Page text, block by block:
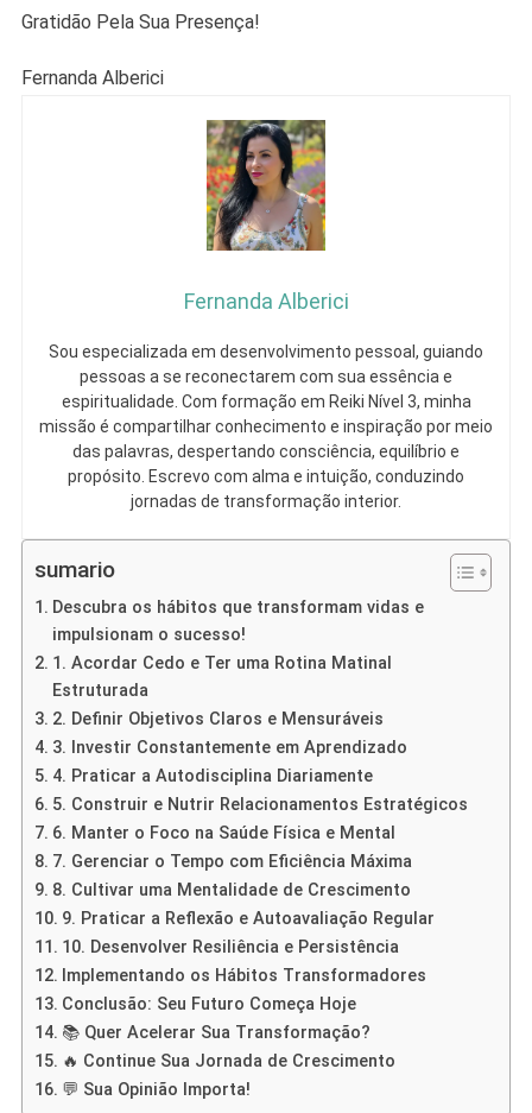
Gratidão Pela Sua Presença!
Fernanda Alberici
Fernanda Alberici
Sou especializada em desenvolvimento pessoal, guiando
pessoas a se reconectarem com sua essência e
espiritualidade. Com formação em Reiki Nível 3, minha
missão é compartilhar conhecimento e inspiração por meio
das palavras, despertando consciência, equilíbrio e
propósito. Escrevo com alma e intuição, conduzindo
jornadas de transformação interior.
sumario
Descubra os hábitos que transformam vidas e
impulsionam o sucesso!
1. Acordar Cedo e Ter uma Rotina Matinal
Estruturada
2. Definir Objetivos Claros e Mensuráveis
3. Investir Constantemente em Aprendizado
4. Praticar a Autodisciplina Diariamente
5. Construir e Nutrir Relacionamentos Estratégicos
6. Manter o Foco na Saúde Física e Mental
7. Gerenciar o Tempo com Eficiência Máxima
8. Cultivar uma Mentalidade de Crescimento
9. Praticar a Reflexão e Autoavaliação Regular
10. Desenvolver Resiliência e Persistência
Implementando os Hábitos Transformadores
Conclusão: Seu Futuro Começa Hoje
📚 Quer Acelerar Sua Transformação?
🔥 Continue Sua Jornada de Crescimento
💬 Sua Opinião Importa!